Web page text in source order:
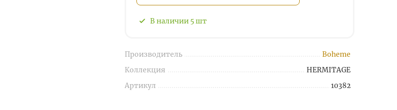
В наличии 5шт
Производитель
Boheme
Коллекция
HERMITAGE
Артикул
10382